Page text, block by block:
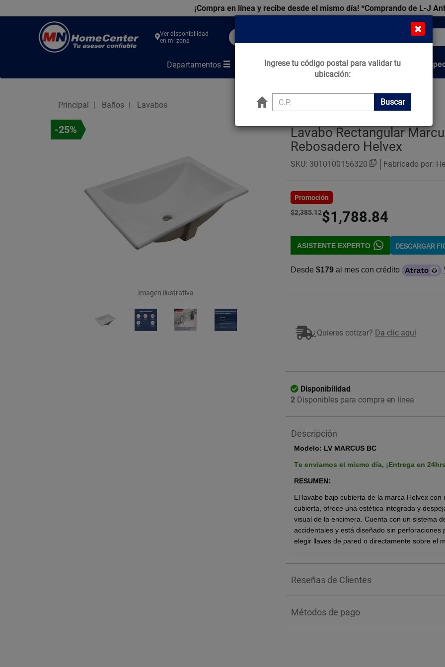
¡Compra en línea y recibe desde el mismo día! *Comprando de L-J
Center
Ver disponibilidad
en mi zona
Departamentos Marcas Tips que Construyen Venta
Principal Baños Lavabos
-25%
Imagen ilustrativa Imagen ilustrativa
Lavabo Rectangular
Rebosadero Helvex
SKU: 3010100156320 Fabricado por:
Promoción
$2,385.12$1,788.84
ASISTENTE EXPERTO DESCARGAR
Desde$179 al mes con crédito
¿Quieres cotizar? Da clic aquí
Disponibilidad
2 Disponibles para compra en línea
Descripción
Modelo: LV MARCUS BC
Te enviamos el mismo día, ¡Entrega en
RESUMEN:
El lavabo bajo cubierta de la marca Helvex
cubierta, ofrece una estética integrada y
visual de la encimera. Cuenta con un sistema
accidentales y está diseñado sin
elegir llaves de pared o directamente sobre el
calidad uniforme y rebosadero para evitar
fabricado en cerámica de alto brillo
Reseñas de Clientes
Métodos de pago
×
Ingrese tu código postal para validar tu
ubicación:
Buscar